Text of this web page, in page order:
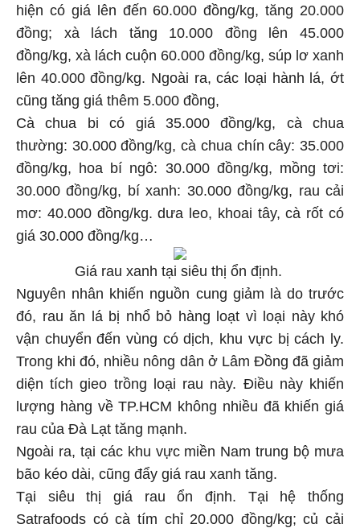
hiện có giá lên đến 60.000 đồng/kg, tăng 20.000
đồng; xà lách tăng 10.000 đồng lên 45.000
đồng/kg, xà lách cuộn 60.000 đồng/kg, súp lơ xanh
lên 40.000 đồng/kg. Ngoài ra, các loại hành lá, ớt
cũng tăng giá thêm 5.000 đồng,
Cà chua bi có giá 35.000 đồng/kg, cà chua
thường: 30.000 đồng/kg, cà chua chín cây: 35.000
đồng/kg, hoa bí ngô: 30.000 đồng/kg, mồng tơi:
30.000 đồng/kg, bí xanh: 30.000 đồng/kg, rau cải
mơ: 40.000 đồng/kg. dưa leo, khoai tây, cà rốt có
giá 30.000 đồng/kg…
Giá rau xanh tại siêu thị ổn định.
Nguyên nhân khiến nguồn cung giảm là do trước
đó, rau ăn lá bị nhổ bỏ hàng loạt vì loại này khó
vận chuyển đến vùng có dịch, khu vực bị cách ly.
Trong khi đó, nhiều nông dân ở Lâm Đồng đã giảm
diện tích gieo trồng loại rau này. Điều này khiến
lượng hàng về TP.HCM không nhiều đã khiến giá
rau của Đà Lạt tăng mạnh.
Ngoài ra, tại các khu vực miền Nam trung bộ mưa
bão kéo dài, cũng đẩy giá rau xanh tăng.
Tại siêu thị giá rau ổn định. Tại hệ thống
Satrafoods có cà tím chỉ 20.000 đồng/kg; củ cải